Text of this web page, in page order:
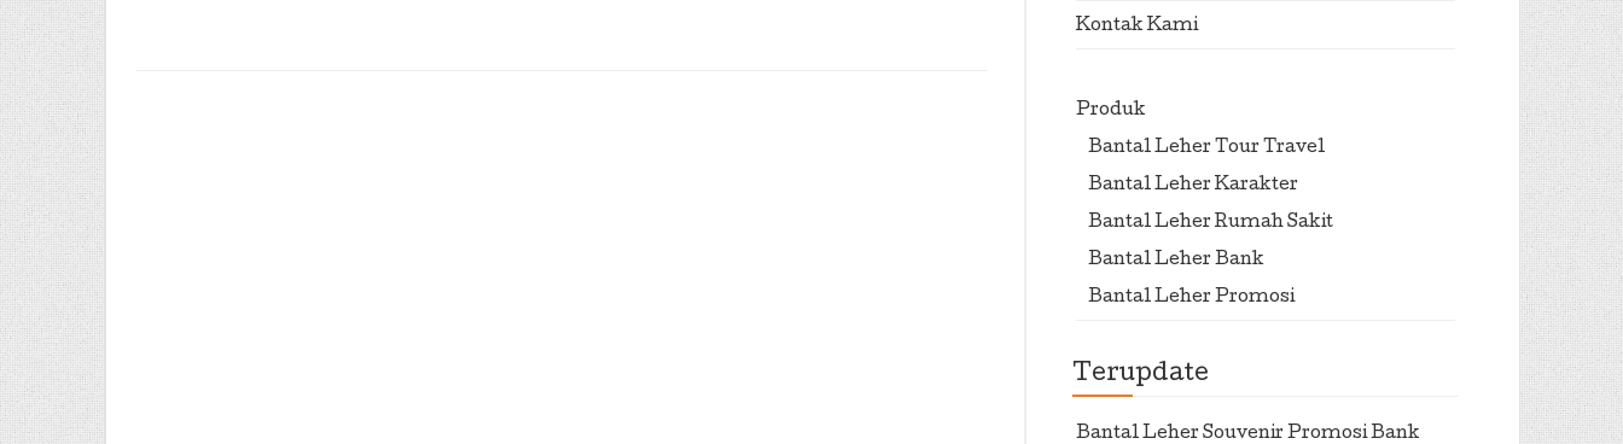
Kontak Kami
Produk
Bantal Leher Tour Travel
Bantal Leher Karakter
Bantal Leher Rumah Sakit
Bantal Leher Bank
Bantal Leher Promosi
Terupdate
Bantal Leher Souvenir Promosi Bank